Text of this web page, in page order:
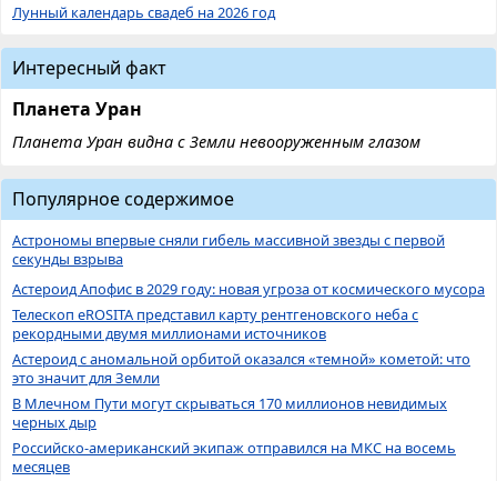
Лунный календарь свадеб на 2026 год
Интересный факт
Планета Уран
Планета Уран видна с Земли невооруженным глазом
Популярное содержимое
Астрономы впервые сняли гибель массивной звезды с первой
секунды взрыва
Астероид Апофис в 2029 году: новая угроза от космического мусора
Телескоп eROSITA представил карту рентгеновского неба с
рекордными двумя миллионами источников
Астероид с аномальной орбитой оказался «темной» кометой: что
это значит для Земли
В Млечном Пути могут скрываться 170 миллионов невидимых
черных дыр
Российско-американский экипаж отправился на МКС на восемь
месяцев